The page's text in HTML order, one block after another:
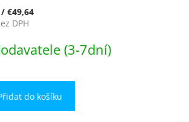
/ €49,64
DPH
(3-7dní)
do košíku